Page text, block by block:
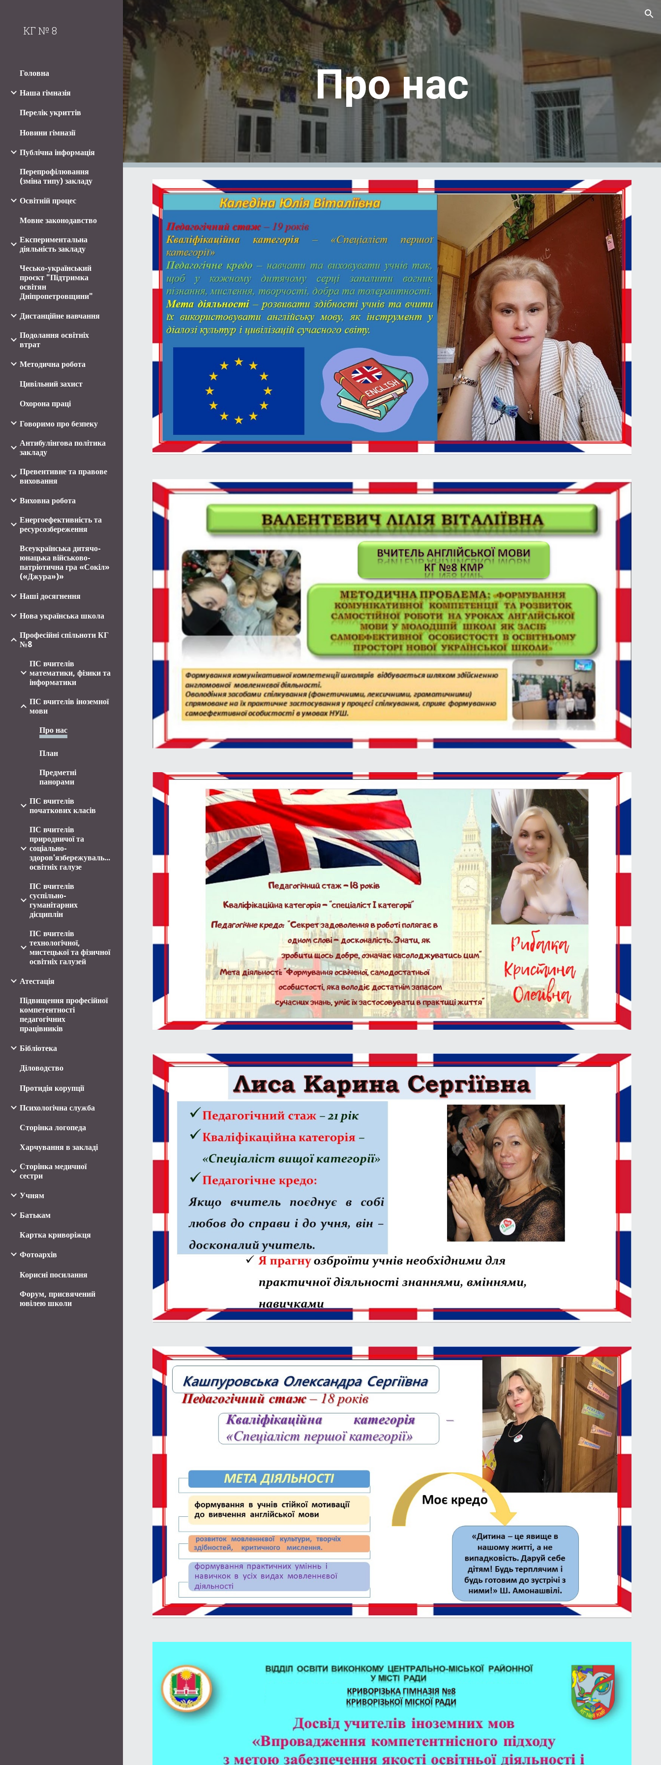
Skip to main content Skip to navigation
КГ № 8
Головна
Наша гімназія
Перелік укриттів
Новини гімназії
Публічна інформація
Перепрофілювання
(зміна типу) закладу
Освітній процес
Мовне законодавство
Експериментальна
діяльність закладу
Чесько-український
проєкт "Підтримка
освітян
Дніпропетровщини"
Дистанційне навчання
Подолання освітніх
втрат
Методична робота
Цивільний захист
Охорона праці
Говоримо про безпеку
Антибулінгова політика
закладу
Превентивне та правове
виховання
Виховна робота
Енергоефективність та
ресурсозбереження
Всеукраїнська дитячо-
юнацька військово-
патріотична гра «Сокіл»
(«Джура»)»
Наші досягнення
Нова українська школа
Професійні спільноти КГ
№8
ПС вчителів
математики, фізики та
інформатики
ПС вчителів іноземної
мови
Про нас
План
Предметні
панорами
ПС вчителів
початкових класів
ПС вчителів
природничої та
соціально-
здоров'язбережувальної
освітніх галузе
ПС вчителів
суспільно-
гуманітарних
дісциплін
ПС вчителів
технологічної,
мистецької та фізичної
освітніх галузей
Атестація
Підвищення професійної
компетентності
педагогічних
працівників
Бібліотека
Діловодство
Протидія корупції
Психологічна служба
Сторінка логопеда
Харчування в закладі
Сторінка медичної
сестри
Учням
Батькам
Картка криворіжця
Фотоархів
Корисні посилання
Форум, присвячений
ювілею школи
Про нас